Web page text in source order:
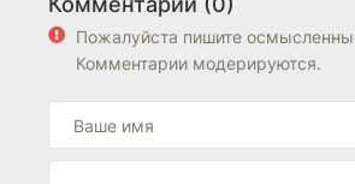
Пожалуйста пишите
Комментарии модерируются.